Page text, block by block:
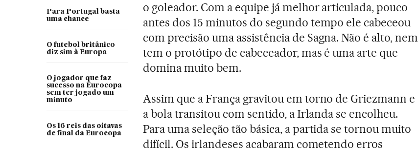
Para Portugal basta
uma chance
O futebol britânico
diz sim à Europa
O jogador que faz
sucesso na Eurocopa
sem ter jogado um
minuto
Os 16 reis das oitavas
de final da Eurocopa
o goleador. Com a equipe já melhor articulada, pouco
antes dos 15 minutos do segundo tempo ele cabeceou
com precisão uma assistência de Sagna. Não é alto, nem
tem o protótipo de cabeceador, mas é uma arte que
domina muito bem.
Assim que a França gravitou em torno de Griezmann e
a bola transitou com sentido, a Irlanda se encolheu.
Para uma seleção tão básica, a partida se tornou muito
difícil. Os irlandeses acabaram cometendo erros